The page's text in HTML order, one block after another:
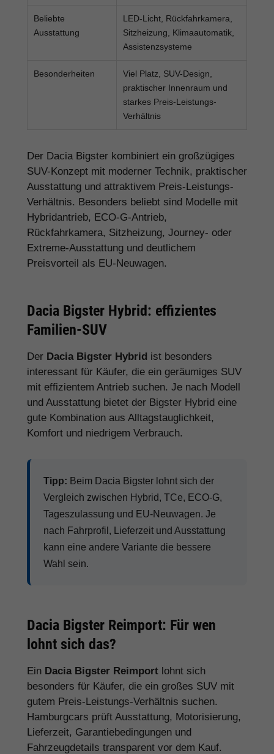
Beliebte
Ausstattung
LED-Licht, Rückfahrkamera,
Sitzheizung, Klimaautomatik,
Assistenzsysteme
Besonderheiten
Viel Platz, SUV-Design,
praktischer Innenraum und
starkes Preis-Leistungs-
Verhältnis
Der Dacia Bigster kombiniert ein großzügiges
SUV-Konzept mit moderner Technik, praktischer
Ausstattung und attraktivem Preis-Leistungs-
Verhältnis. Besonders beliebt sind Modelle mit
Hybridantrieb, ECO-G-Antrieb,
Rückfahrkamera, Sitzheizung, Journey- oder
Extreme-Ausstattung und deutlichem
Preisvorteil als EU-Neuwagen.
Dacia Bigster Hybrid: effizientes
Familien-SUV
Der Dacia Bigster Hybrid ist besonders
interessant für Käufer, die ein geräumiges SUV
mit effizientem Antrieb suchen. Je nach Modell
und Ausstattung bietet der Bigster Hybrid eine
gute Kombination aus Alltagstauglichkeit,
Komfort und niedrigem Verbrauch.
Tipp: Beim Dacia Bigster lohnt sich der
Vergleich zwischen Hybrid, TCe, ECO-G,
Tageszulassung und EU-Neuwagen. Je
nach Fahrprofil, Lieferzeit und Ausstattung
kann eine andere Variante die bessere
Wahl sein.
Dacia Bigster Reimport: Für wen
lohnt sich das?
Ein Dacia Bigster Reimport lohnt sich
besonders für Käufer, die ein großes SUV mit
gutem Preis-Leistungs-Verhältnis suchen.
Hamburgcars prüft Ausstattung, Motorisierung,
Lieferzeit, Garantiebedingungen und
Fahrzeugdetails transparent vor dem Kauf.